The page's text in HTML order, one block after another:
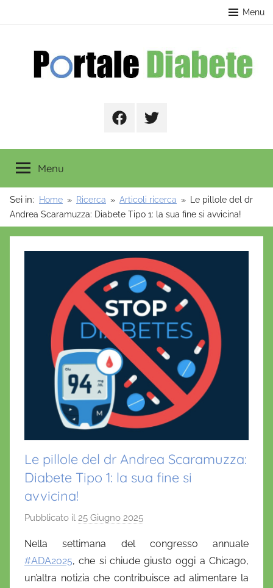
Menu
FacebookTwitter
Menu
Sei in: Home Ricerca Articoli ricerca
Le pillole del dr
Andrea Scaramuzza: Diabete Tipo 1: la sua fine si avvicina!
Le pillole del dr Andrea Scaramuzza:
Diabete Tipo 1: la sua fine si
avvicina!
Pubblicato il 25 Giugno 2025
a
n
Nella settimana del congresso annuale
#ADA2025, che si chiude giusto oggi a Chicago,
un’altra notizia che contribuisce ad alimentare la